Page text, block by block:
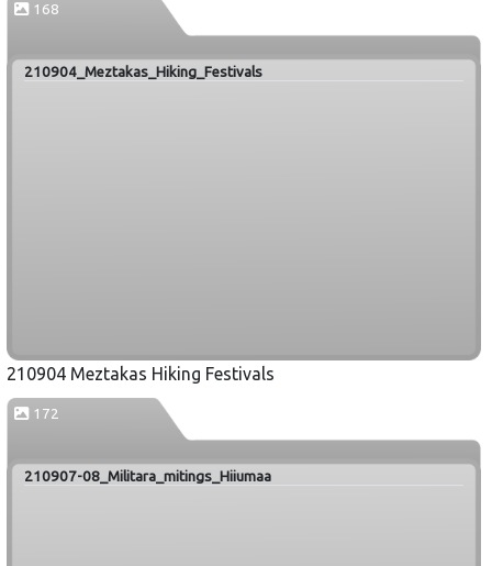
168
210904_Meztakas_Hiking_Festivals
210904 Meztakas Hiking Festivals
172
210907-08_Militara_mitings_Hiiumaa